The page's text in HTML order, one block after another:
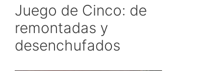
Juego de Cinco: de
remontadas y
desenchufados